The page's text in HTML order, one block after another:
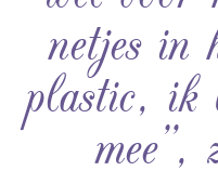
netjes in
plastic, ik